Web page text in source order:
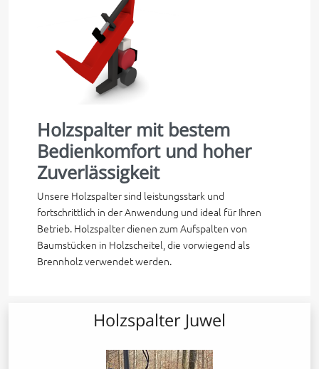
Holzspalter mit bestem
Bedienkomfort und hoher
Zuverlässigkeit
Unsere Holzspalter sind leistungsstark und
fortschrittlich in der Anwendung und ideal für Ihren
Betrieb. Holzspalter dienen zum Aufspalten von
Baumstücken in Holzscheitel, die vorwiegend als
Brennholz verwendet werden.
Holzspalter Juwel